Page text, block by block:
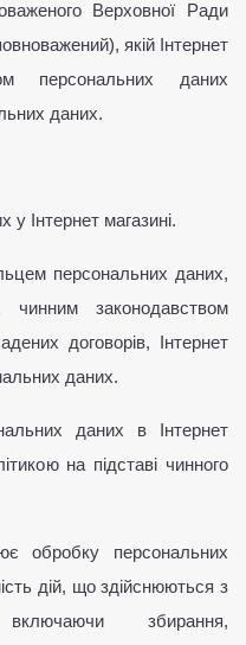
Верховної Ради
якій Інтернет
персональних даних
даних.
Інтернет магазині.
персональних даних,
законодавством
договорів, Інтернет
даних.
даних в Інтернет
на підставі чинного
обробку персональних
дій, що здійснюються з
збирання,